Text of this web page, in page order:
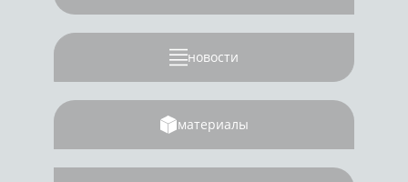
новости
материалы